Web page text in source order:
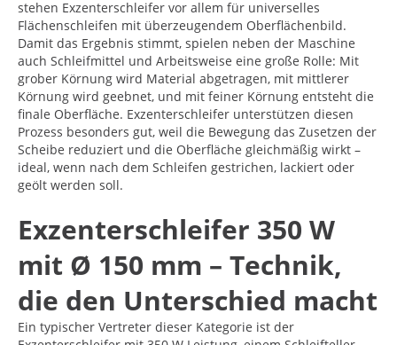
stehen Exzenterschleifer vor allem für universelles
Flächenschleifen mit überzeugendem Oberflächenbild.
Damit das Ergebnis stimmt, spielen neben der Maschine
auch Schleifmittel und Arbeitsweise eine große Rolle: Mit
grober Körnung wird Material abgetragen, mit mittlerer
Körnung wird geebnet, und mit feiner Körnung entsteht die
finale Oberfläche. Exzenterschleifer unterstützen diesen
Prozess besonders gut, weil die Bewegung das Zusetzen der
Scheibe reduziert und die Oberfläche gleichmäßig wirkt –
ideal, wenn nach dem Schleifen gestrichen, lackiert oder
geölt werden soll.
Exzenterschleifer 350 W
mit Ø 150 mm – Technik,
die den Unterschied macht
Ein typischer Vertreter dieser Kategorie ist der